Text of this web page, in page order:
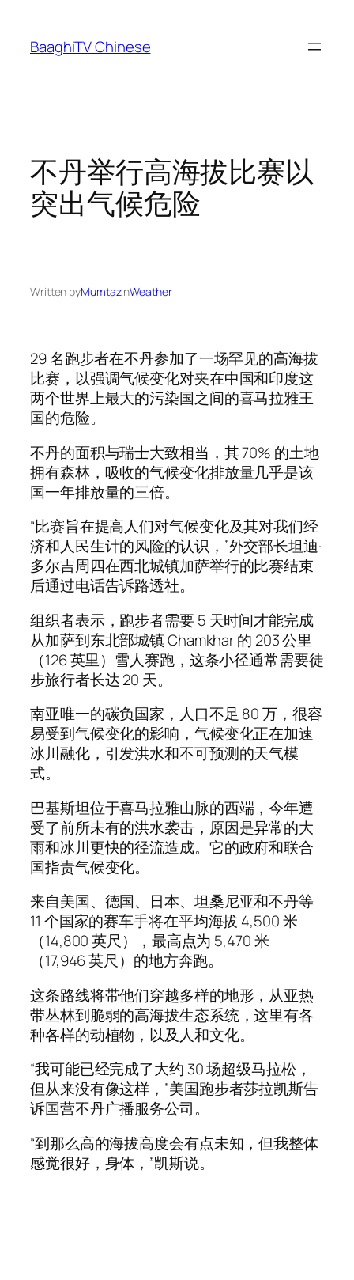
content
BaaghiTV Chinese
不丹举行高海拔比赛以
突出气候危险
Written byMumtazinWeather
29 名跑步者在不丹参加了一场罕见的高海拔
比赛，以强调气候变化对夹在中国和印度这
两个世界上最大的污染国之间的喜马拉雅王
国的危险。
不丹的面积与瑞士大致相当，其 70% 的土地
拥有森林，吸收的气候变化排放量几乎是该
国一年排放量的三倍。
“比赛旨在提高人们对气候变化及其对我们经
济和人民生计的风险的认识，”外交部长坦迪·
多尔吉周四在西北城镇加萨举行的比赛结束
后通过电话告诉路透社。
组织者表示，跑步者需要 5 天时间才能完成
从加萨到东北部城镇 Chamkhar 的 203 公里
（126 英里）雪人赛跑，这条小径通常需要徒
步旅行者长达 20 天。
南亚唯一的碳负国家，人口不足 80 万，很容
易受到气候变化的影响，气候变化正在加速
冰川融化，引发洪水和不可预测的天气模
式。
巴基斯坦位于喜马拉雅山脉的西端，今年遭
受了前所未有的洪水袭击，原因是异常的大
雨和冰川更快的径流造成。它的政府和联合
国指责气候变化。
来自美国、德国、日本、坦桑尼亚和不丹等
11 个国家的赛车手将在平均海拔 4,500 米
（14,800 英尺），最高点为 5,470 米
（17,946 英尺）的地方奔跑。
这条路线将带他们穿越多样的地形，从亚热
带丛林到脆弱的高海拔生态系统，这里有各
种各样的动植物，以及人和文化。
“我可能已经完成了大约 30 场超级马拉松，
但从来没有像这样，”美国跑步者莎拉凯斯告
诉国营不丹广播服务公司。
“到那么高的海拔高度会有点未知，但我整体
感觉很好，身体，”凯斯说。